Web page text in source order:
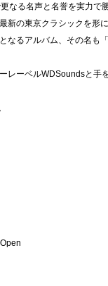
なる名声と名誉を実力で勝
新の東京クラシックを形に
なるアルバム、その名も
レーベルWDSoundsと手を